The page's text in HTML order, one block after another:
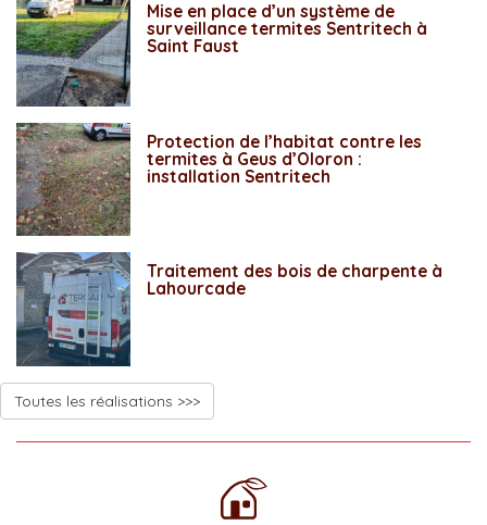
Mise en place d’un système de
surveillance termites Sentritech à
Saint Faust
Protection de l’habitat contre les
termites à Geus d’Oloron :
installation Sentritech
Traitement des bois de charpente à
Lahourcade
Toutes les réalisations >>>